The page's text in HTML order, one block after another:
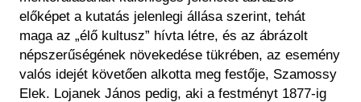
előképet a kutatás jelenlegi állása szerint, tehát
maga az „élő kultusz” hívta létre, és az ábrázolt
népszerűségének növekedése tükrében, az esemény
valós idejét követően alkotta meg festője, Szamossy
Elek. Lojanek János pedig, aki a festményt 1877-ig